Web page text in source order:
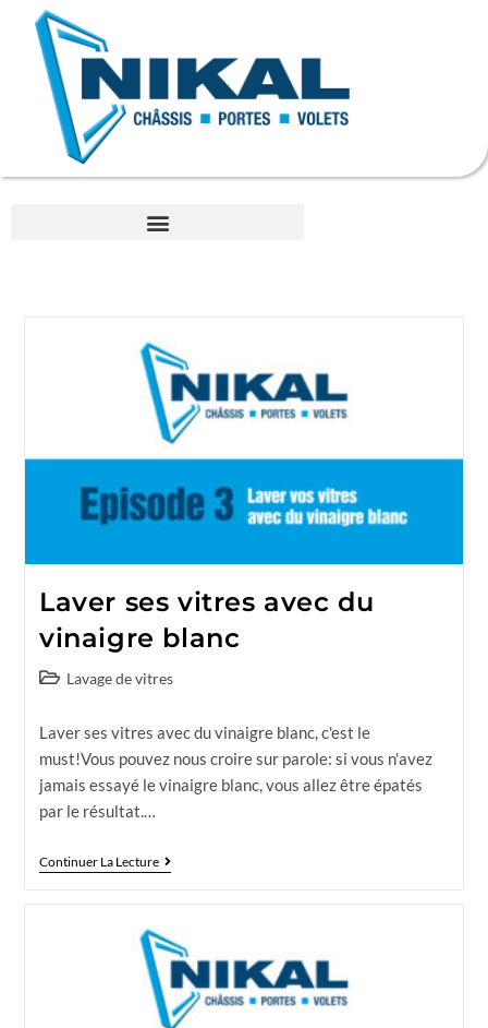
Laver ses vitres avec du
vinaigre blanc
Lavage de vitres
Laver ses vitres avec du vinaigre blanc, c'est le
must!Vous pouvez nous croire sur parole: si vous n'avez
jamais essayé le vinaigre blanc, vous allez être épatés
par le résultat.…
Continuer La Lecture